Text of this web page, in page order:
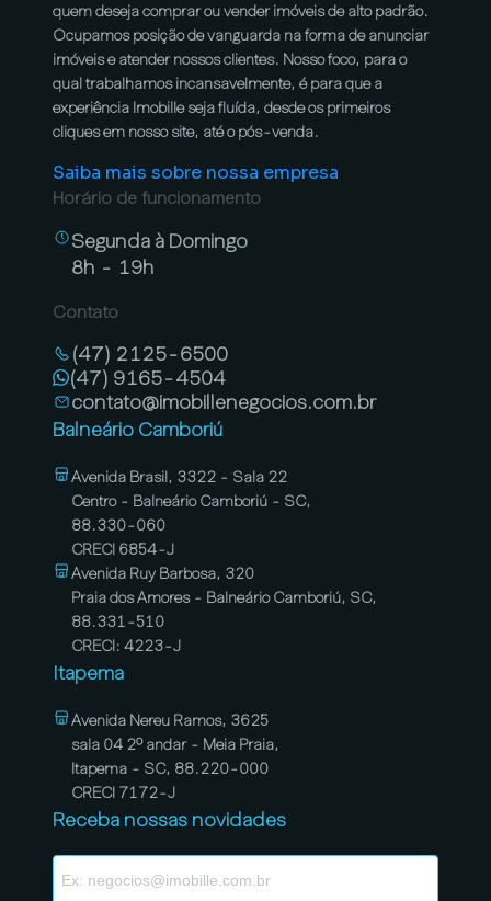
quem deseja comprar ou vender imóveis de alto padrão.
Ocupamos posição de vanguarda na forma de anunciar
imóveis e atender nossos clientes. Nosso foco, para o
qual trabalhamos incansavelmente, é para que a
experiência Imobille seja fluída, desde os primeiros
cliques em nosso site, até o pós-venda.
Saiba mais sobre nossa empresa
Horário de funcionamento
Segunda à Domingo
8h - 19h
Contato
(47) 2125-6500
(47) 9165-4504
contato@imobillenegocios.com.br
Balneário Camboriú
Avenida Brasil, 3322 - Sala 22
Centro - Balneário Camboriú - SC,
88.330-060
CRECI 6854-J
Avenida Ruy Barbosa, 320
Praia dos Amores - Balneário Camboriú, SC,
88.331-510
CRECI: 4223-J
Itapema
Avenida Nereu Ramos, 3625
sala 04 2º andar - Meia Praia,
Itapema - SC, 88.220-000
CRECI 7172-J
Receba nossas novidades